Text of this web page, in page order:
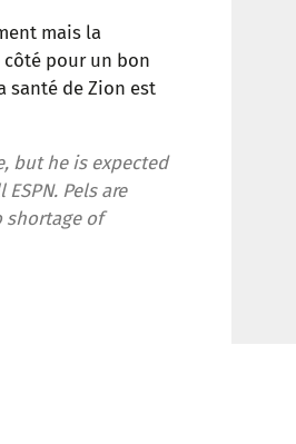
mais la
pour un bon
santé de Zion est
but he is expected
Pels are
shortage of